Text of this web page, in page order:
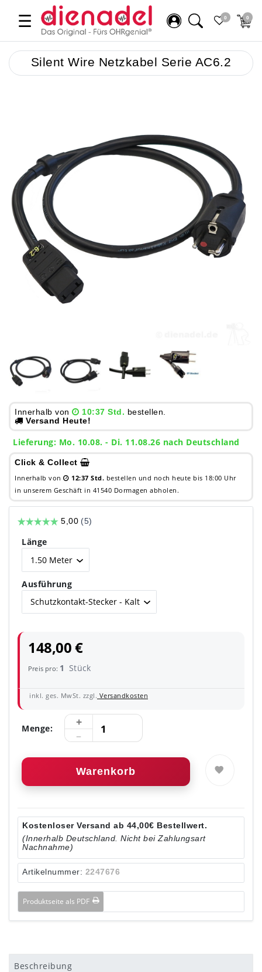
☰ 0 0
Silent Wire Netzkabel Serie AC6.2
Innerhalb von 10:37 Std. bestellen.
Versand Heute!
Lieferung: Mo. 10.08. - Di. 11.08.26 nach Deutschland
Click & Collect
Innerhalb von 12:37 Std. bestellen und noch heute bis 18:00 Uhr
in unserem Geschäft in 41540 Dormagen abholen.
Länge
Ausführung
148,00 €
Preis pro: 1 Stück
inkl. ges. MwSt. zzgl. Versandkosten
Menge:
Warenkorb
Kostenloser Versand ab 44,00€ Bestellwert.
(Innerhalb Deutschland. Nicht bei Zahlungsart
Nachnahme)
Artikelnummer: 2247676
Produktseite als PDF
Beschreibung